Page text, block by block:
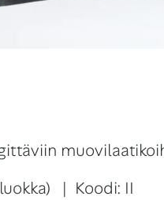
| Koodi: II